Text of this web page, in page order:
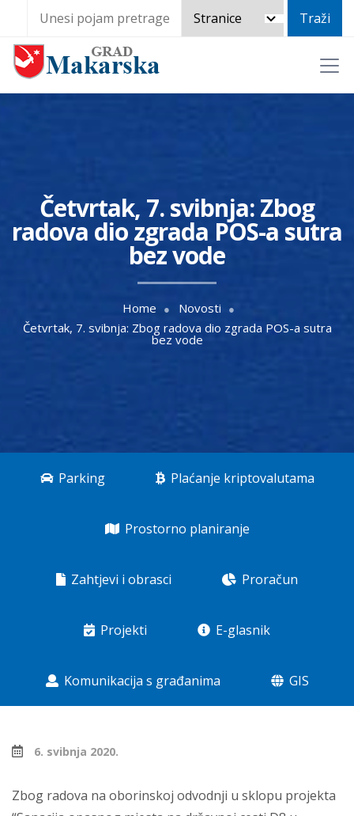
Četvrtak, 7. svibnja: Zbog
radova dio zgrada POS-a sutra
bez vode
Home
Novosti
Četvrtak, 7. svibnja: Zbog radova dio zgrada POS-a sutra
bez vode
Parking Plaćanje kriptovalutama
Prostorno planiranje
Zahtjevi i obrasci Proračun
Projekti E-glasnik
Komunikacija s građanima GIS
6. svibnja 2020.
Zbog radova na oborinskoj odvodnji u sklopu projekta